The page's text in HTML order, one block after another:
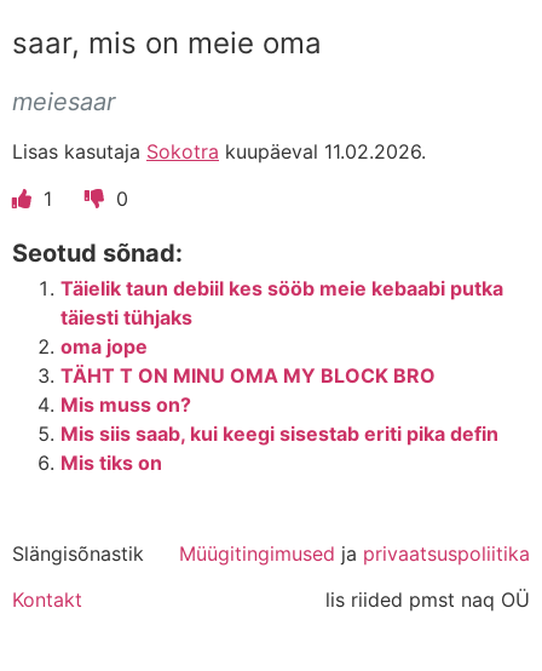
saar, mis on meie oma
meiesaar
Lisas kasutaja Sokotra kuupäeval 11.02.2026.
1
0
Seotud sõnad:
Täielik taun debiil kes sööb meie kebaabi putka
täiesti tühjaks
oma jope
TÄHT T ON MINU OMA MY BLOCK BRO
Mis muss on?
Mis siis saab, kui keegi sisestab eriti pika defin
Mis tiks on
Slängisõnastik Müügitingimused ja privaatsuspoliitika
Kontakt
lis riided pmst naq OÜ